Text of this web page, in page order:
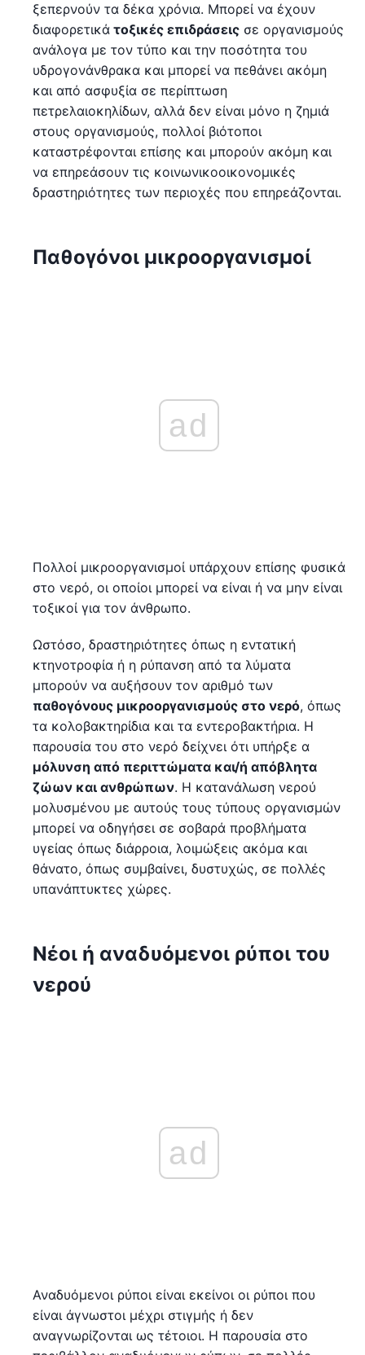
ξεπερνούν τα δέκα χρόνια. Μπορεί να έχουν
διαφορετικά τοξικές επιδράσεις σε οργανισμούς
ανάλογα με τον τύπο και την ποσότητα του
υδρογονάνθρακα και μπορεί να πεθάνει ακόμη
και από ασφυξία σε περίπτωση
πετρελαιοκηλίδων, αλλά δεν είναι μόνο η ζημιά
στους οργανισμούς, πολλοί βιότοποι
καταστρέφονται επίσης και μπορούν ακόμη και
να επηρεάσουν τις κοινωνικοοικονομικές
δραστηριότητες των περιοχές που επηρεάζονται.
Παθογόνοι μικροοργανισμοί
ad
Πολλοί μικροοργανισμοί υπάρχουν επίσης φυσικά
στο νερό, οι οποίοι μπορεί να είναι ή να μην είναι
τοξικοί για τον άνθρωπο.
Ωστόσο, δραστηριότητες όπως η εντατική
κτηνοτροφία ή η ρύπανση από τα λύματα
μπορούν να αυξήσουν τον αριθμό των
παθογόνους μικροοργανισμούς στο νερό, όπως
τα κολοβακτηρίδια και τα εντεροβακτήρια. Η
παρουσία του στο νερό δείχνει ότι υπήρξε α
μόλυνση από περιττώματα και/ή απόβλητα
ζώων και ανθρώπων. Η κατανάλωση νερού
μολυσμένου με αυτούς τους τύπους οργανισμών
μπορεί να οδηγήσει σε σοβαρά προβλήματα
υγείας όπως διάρροια, λοιμώξεις ακόμα και
θάνατο, όπως συμβαίνει, δυστυχώς, σε πολλές
υπανάπτυκτες χώρες.
Νέοι ή αναδυόμενοι ρύποι του
νερού
ad
Αναδυόμενοι ρύποι είναι εκείνοι οι ρύποι που
είναι άγνωστοι μέχρι στιγμής ή δεν
αναγνωρίζονται ως τέτοιοι. Η παρουσία στο